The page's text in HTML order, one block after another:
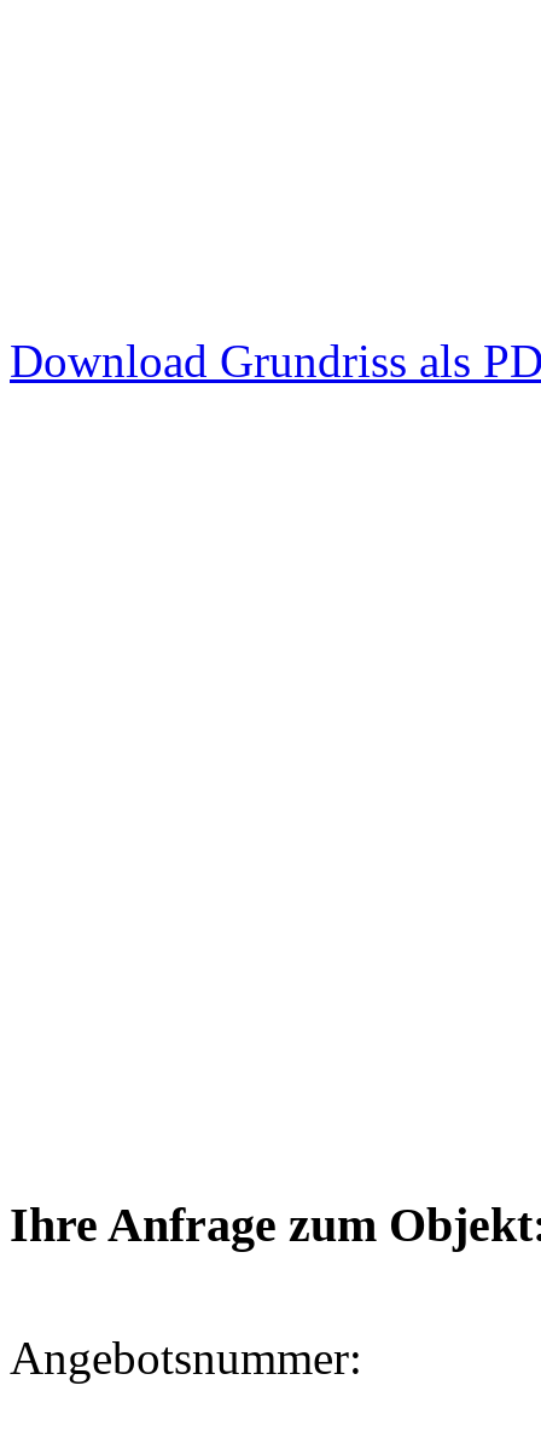
Download Grundriss als
Ihre Anfrage zum
Angebotsnummer: